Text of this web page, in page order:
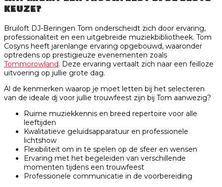
KEUZE?
Bruiloft DJ-Beringen Tom onderscheidt zich door ervaring,
professionaliteit en een uitgebreide muziekbibliotheek. Tom
Cosyns heeft jarenlange ervaring opgebouwd, waaronder
optredens op prestigieuze evenementen zoals
Tommorowland. Deze ervaring vertaalt zich naar een feilloze
uitvoering op jullie grote dag.
Al de kenmerken waarop je moet letten bij het selecteren
van de ideale dj voor jullie trouwfeest zijn bij Tom aanwezig?
Ruime muziekkennis en breed repertoire voor alle
leeftijden
Kwalitatieve geluidsapparatuur en professionele
lichtshow
Flexibiliteit om in te spelen op de sfeer en wensen
Ervaring met het begeleiden van verschillende
momenten tijdens een trouwfeest
Professionele communicatie in de voorbereiding